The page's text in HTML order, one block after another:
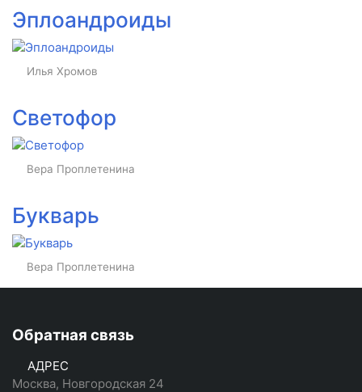
Эплоандроиды
Илья Хромов
Светофор
Вера Проплетенина
Букварь
Вера Проплетенина
Обратная связь
АДРЕС
Москва, Новгородская 24